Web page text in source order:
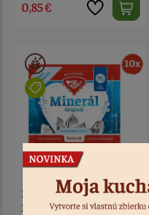
0,85 €
MINERÁL Originál 6 g
MULTIPACK - 10 ks